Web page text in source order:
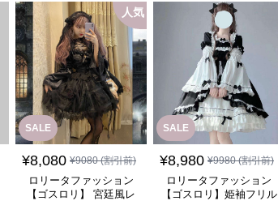
SALE
人気
¥8,080 ¥9080(割引前)
ロリータファッション
【ゴスロリ】 宮廷風レ
SALE
¥8,980 ¥9980(割引前)
ロリータファッション
【ゴスロリ】姫袖フリル